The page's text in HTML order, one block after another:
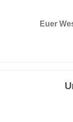
Euer